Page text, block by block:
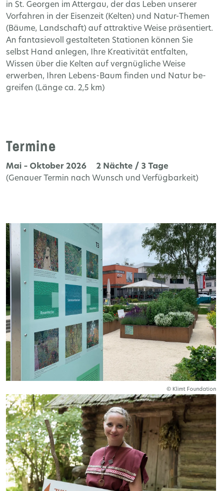
in St. Georgen im Attergau, der das Leben unserer
Vorfahren in der Eisenzeit (Kelten) und Natur-Themen
(Bäume, Landschaft) auf attraktive Weise präsentiert.
An fantasievoll gestalteten Stationen können Sie
selbst Hand anlegen, Ihre Kreativität entfalten,
Wissen über die Kelten auf vergnügliche Weise
erwerben, Ihren Lebens-Baum finden und Natur be-
greifen (Länge ca. 2,5 km)
Termine
Mai – Oktober 2026 2 Nächte / 3 Tage
(Genauer Termin nach Wunsch und Verfügbarkeit)
© Klimt Foundation